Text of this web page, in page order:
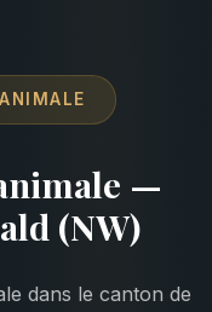
—
(NW)
dans le canton de